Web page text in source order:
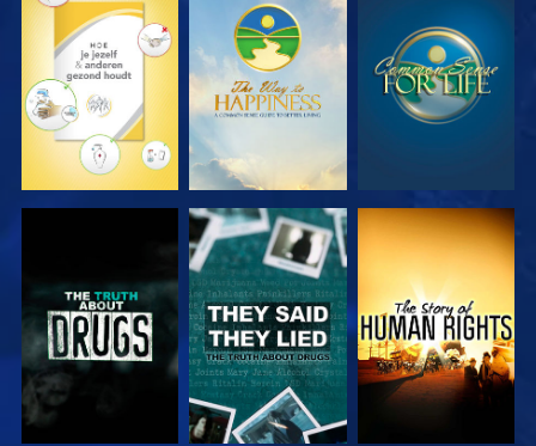
KIJK KIJK KIJK
KIJK KIJK